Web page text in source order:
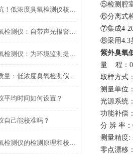
选型不踩坑！低浓度臭氧检测仪核心选购要点解析
低浓度臭氧检测仪：自带声光报警功能，超标时自动提醒，保障人员呼吸安全
低浓度臭氧检测仪：为环境监测提供可靠数据
保障空气质量：低浓度臭氧检测仪的实时监测功能
平均时间如何设置？
自己能校准吗？
低浓度臭氧检测仪的检测原理和校准方法
⑤检测腔
⑥分离式
⑦集成4-
⑧采用4.3
紫外臭氧
量
程：
取样方式
测量单位
光源系统
功能补偿
分 辨 率：
测量精度:
零点漂移